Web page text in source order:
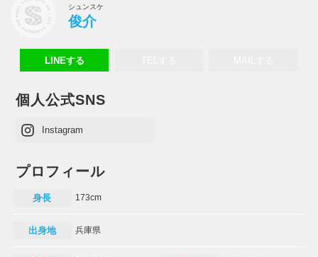
シュンスケ
俊介
LINEする
個人公式SNS
Instagram
プロフィール
身長 173cm
出身地 兵庫県